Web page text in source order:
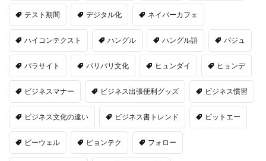
テスト期間 デジタル化 ネイバーカフェ
ハイコンテクスト ハングル ハングル語 パジュ
パラサイト パリパリ文化 ヒュンダイ ヒョンデ
ビジネスマナー ビジネス出張便利グッズ ビジネス慣習
ビジネス文化の違い ビジネス書トレンド ビットエー
ビーウェル ピョンテク フォロー